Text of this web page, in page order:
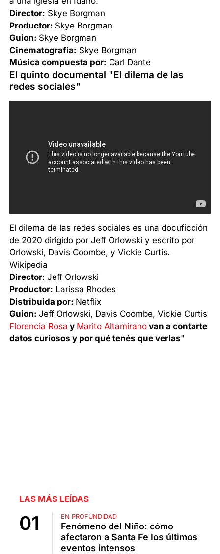
Director: Skye Borgman
Productor: Skye Borgman
Guion: Skye Borgman
Cinematografía: Skye Borgman
Música compuesta por: Carl Dante
El quinto documental "El dilema de las
redes sociales"
El dilema de las redes sociales es una docuficción
de 2020 dirigido por Jeff Orlowski y escrito por
Orlowski, Davis Coombe, y Vickie Curtis.
Wikipedia
Director: Jeff Orlowski
Productor: Larissa Rhodes
Distribuida por: Netflix
Guion:Jeff Orlowski, Davis Coombe, Vickie Curtis
Florencia Rosa y Marito Altamirano van a contarte
datos curiosos y por qué tenés que verlas"
LAS MÁS LEÍDAS
EN PROFUNDIDAD
Fenómeno del Niño: cómo
afectaron a Santa Fe los últimos
eventos intensos